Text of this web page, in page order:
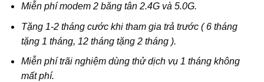
Miễn phí modem 2 băng tân 2.4G và 5.0G.
Tặng 1-2 tháng cước khi tham gia trả trước ( 6 tháng
tặng 1 tháng, 12 tháng tặng 2 tháng ).
Miễn phí trãi nghiệm dùng thử dịch vụ 1 tháng không
mất phí.